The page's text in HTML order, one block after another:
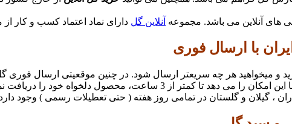
های آنلاین می باشد. مجموعه آنلاین گل دارای نماد اعتماد کسب و کار
با ارسال فوری
و میخواهید هر چه سریعتر ارسال شود. در چنین موقعیتی ارسال فوری
را می دهد تا کمتر از 3 ساعت، محصول دلخواه خود را دریافت نمایید.
، گیلان و گلستان در تمامی روز هفته ( حتی تعطیلات رسمی ) وجود